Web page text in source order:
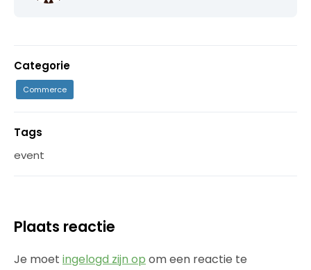
Categorie
Commerce
Tags
event
Plaats reactie
Je moet ingelogd zijn op om een reactie te